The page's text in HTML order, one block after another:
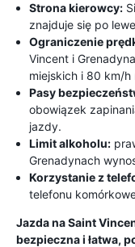
Strona kierowcy:
znajduje się po
Ograniczenie
Vincent i
miejskich i 80 km/h
Pasy
obowiązek
jazdy.
Limit alkoholu:
Grenadynach
Korzystanie z
telefonu
Jazda na Saint
bezpieczna i łatwa,